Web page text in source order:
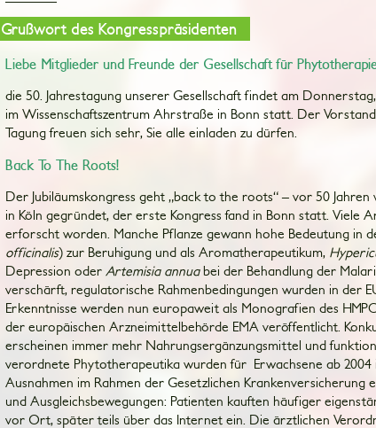
Grußwort des Kongresspräsidenten
Liebe Mitglieder und Freunde der Gesellschaft für
die 50. Jahrestagung unserer Gesellschaft findet am Donnerstag,
im Wissenschaftszentrum Ahrstraße in Bonn statt. Der
Tagung freuen sich sehr, Sie alle einladen zu dürfen.
Back To The Roots!
Der Jubiläumskongress geht „back to the roots“ – vor 50
in Köln gegründet, der erste Kongress fand in Bonn statt. Viele
erforscht worden. Manche Pflanze gewann hohe Bedeutung in
officinalis) zur Beruhigung und als Aromatherapeutikum,
Depression oder Artemisia annuabei der Behandlung der
verschärft, regulatorische Rahmenbedingungen wurden in der
Erkenntnisse werden nun europaweit als Monografien des
der europäischen Arzneimittelbehörde EMA veröffentlicht.
erscheinen immer mehr Nahrungsergänzungsmittel und
verordnete Phytotherapeutika wurden für Erwachsene ab
Ausnahmen im Rahmen der Gesetzlichen
und Ausgleichsbewegungen: Patienten kauften häufiger
vor Ort, später teils über das Internet ein. Die ärztlichen